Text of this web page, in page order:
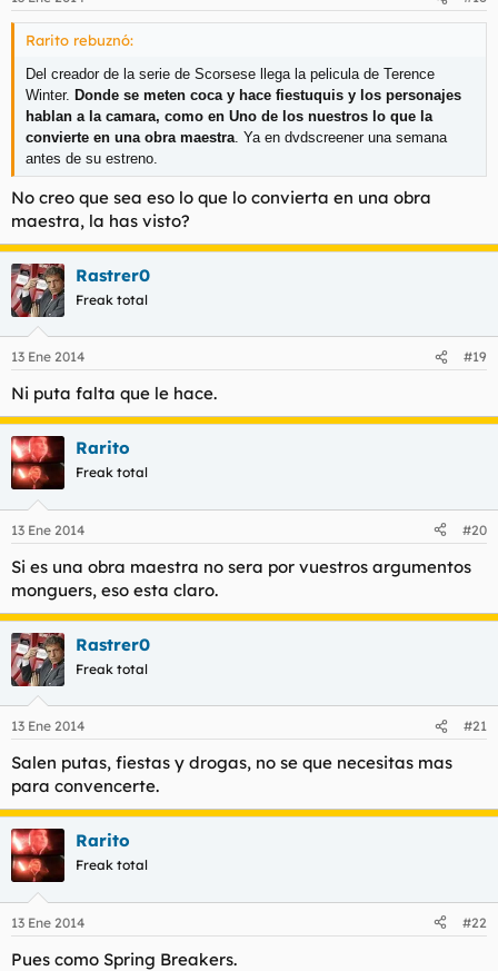
Rarito rebuznó:
Del creador de la serie de Scorsese llega la pelicula de Terence
Winter. Donde se meten coca y hace fiestuquis y los personajes
hablan a la camara, como en Uno de los nuestros lo que la
convierte en una obra maestra. Ya en dvdscreener una semana
antes de su estreno.
No creo que sea eso lo que lo convierta en una obra
maestra, la has visto?
Rastrer0
Freak total
13 Ene 2014 #19
Ni puta falta que le hace.
Rarito
Freak total
13 Ene 2014 #20
Si es una obra maestra no sera por vuestros argumentos
monguers, eso esta claro.
Rastrer0
Freak total
13 Ene 2014 #21
Salen putas, fiestas y drogas, no se que necesitas mas
para convencerte.
Rarito
Freak total
13 Ene 2014 #22
Pues como Spring Breakers.